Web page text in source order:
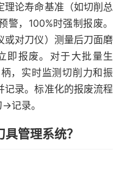
理论寿命基准（如切削总
，100%时强制报废。
或对刀仪）测量后刀面磨
即报废。对于大批量生
，实时监测切削力和振
记录。标准化的报废流程
记录。
管理系统？